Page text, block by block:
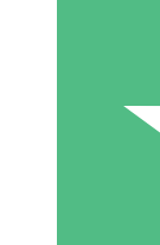
Pague